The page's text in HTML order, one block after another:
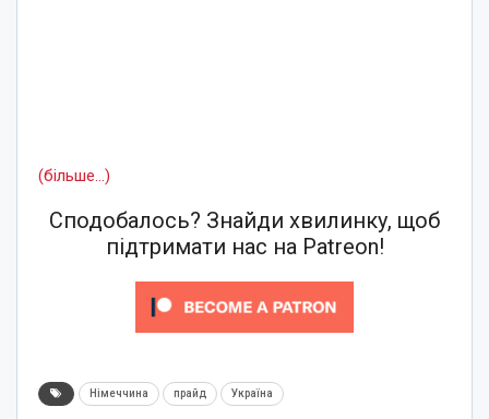
(більше…)
Сподобалось? Знайди хвилинку, щоб
підтримати нас на Patreon!
Німеччина прайд Україна